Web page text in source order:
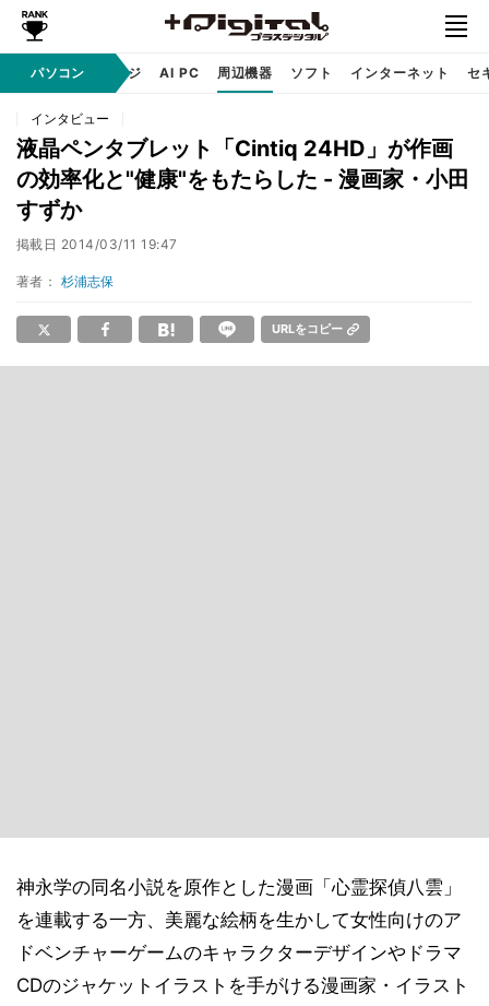
パソコン
自作 / テクノロジ AI PC 周辺機器 ソフト インターネット セ
インタビュー
液晶ペンタブレット「Cintiq 24HD」が作画
の効率化と"健康"をもたらした - 漫画家・小田
すずか
掲載日 2014/03/11 19:47
著者： 杉浦志保
URLをコピー
神永学の同名小説を原作とした漫画「心霊探偵八雲」
を連載する一方、美麗な絵柄を生かして女性向けのア
ドベンチャーゲームのキャラクターデザインやドラマ
CDのジャケットイラストを手がける漫画家・イラスト